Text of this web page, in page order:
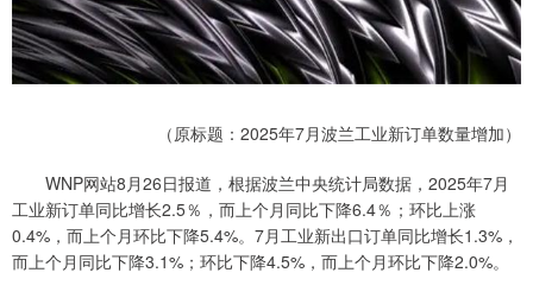
（原标题：2025年7月波兰工业新订单数量增加）
WNP网站8月26日报道，根据波兰中央统计局数据，2025年7月
工业新订单同比增长2.5％，而上个月同比下降6.4％；环比上涨
0.4%，而上个月环比下降5.4%。7月工业新出口订单同比增长1.3%，
而上个月同比下降3.1%；环比下降4.5%，而上个月环比下降2.0%。